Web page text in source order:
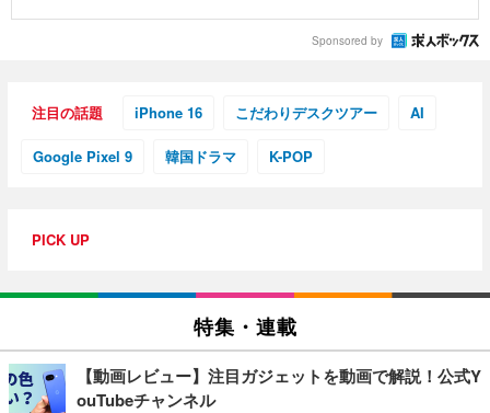
Sponsored by
注目の話題 iPhone 16 こだわりデスクツアー AI
Google Pixel 9 韓国ドラマ K-POP
PICK UP
特集・連載
【動画レビュー】注目ガジェットを動画で解説！公式Y
ouTubeチャンネル